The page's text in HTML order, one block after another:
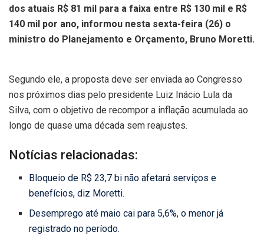
dos atuais R$ 81 mil para a faixa entre R$ 130 mil e R$
140 mil por ano, informou nesta sexta-feira (26) o
ministro do Planejamento e Orçamento, Bruno Moretti.
Segundo ele, a proposta deve ser enviada ao Congresso
nos próximos dias pelo presidente Luiz Inácio Lula da
Silva, com o objetivo de recompor a inflação acumulada ao
longo de quase uma década sem reajustes.
Notícias relacionadas:
Bloqueio de R$ 23,7 bi não afetará serviços e
benefícios, diz Moretti.
Desemprego até maio cai para 5,6%, o menor já
registrado no período.